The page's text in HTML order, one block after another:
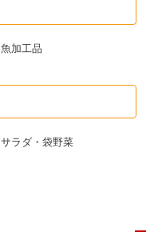
魚加工品
サラダ・袋野菜